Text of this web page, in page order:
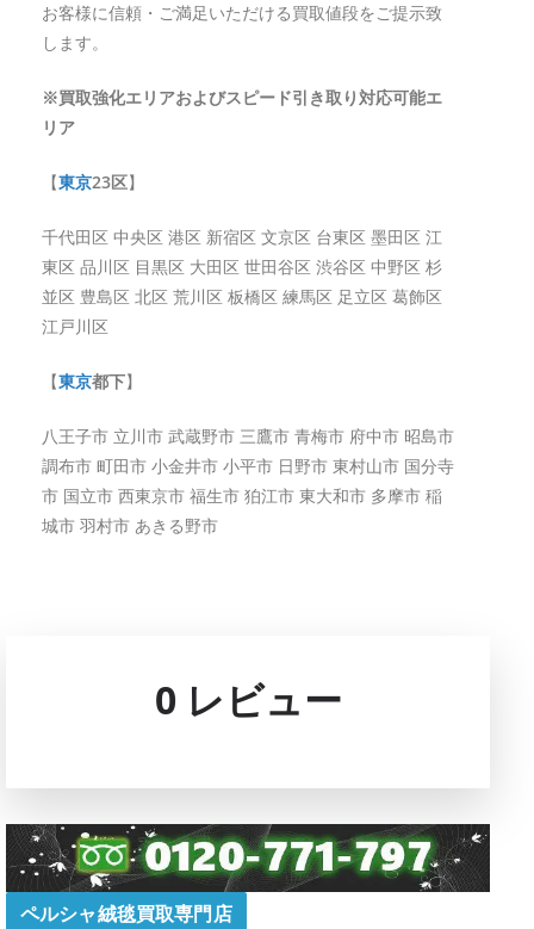
お客様に信頼・ご満足いただける買取値段をご提示致
します。
※買取強化エリアおよびスピード引き取り対応可能エ
リア
【東京23区】
千代田区 中央区 港区 新宿区 文京区 台東区 墨田区 江
東区 品川区 目黒区 大田区 世田谷区 渋谷区 中野区 杉
並区 豊島区 北区 荒川区 板橋区 練馬区 足立区 葛飾区
江戸川区
【東京都下】
八王子市 立川市 武蔵野市 三鷹市 青梅市 府中市 昭島市
調布市 町田市 小金井市 小平市 日野市 東村山市 国分寺
市 国立市 西東京市 福生市 狛江市 東大和市 多摩市 稲
城市 羽村市 あきる野市
0 レビュー
ペルシャ絨毯買取専門店